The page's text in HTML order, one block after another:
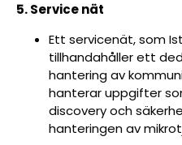
5. Service nät
Ett servicenät, som
tillhandahåller ett
hantering av
hanterar uppgifter
discovery och
hanteringen av